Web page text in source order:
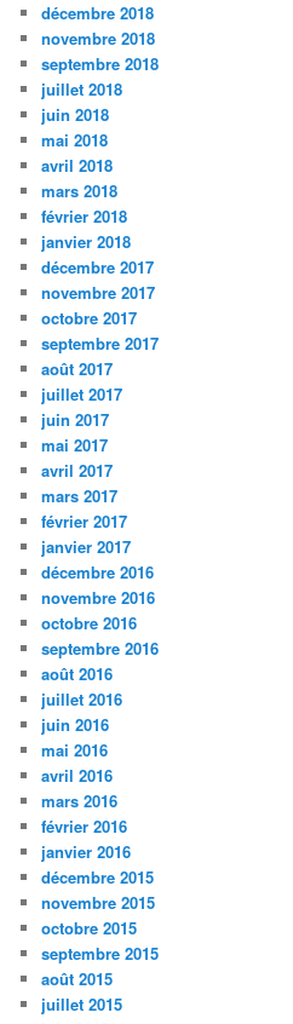
décembre 2018
novembre 2018
septembre 2018
juillet 2018
juin 2018
mai 2018
avril 2018
mars 2018
février 2018
janvier 2018
décembre 2017
novembre 2017
octobre 2017
septembre 2017
août 2017
juillet 2017
juin 2017
mai 2017
avril 2017
mars 2017
février 2017
janvier 2017
décembre 2016
novembre 2016
octobre 2016
septembre 2016
août 2016
juillet 2016
juin 2016
mai 2016
avril 2016
mars 2016
février 2016
janvier 2016
décembre 2015
novembre 2015
octobre 2015
septembre 2015
août 2015
juillet 2015